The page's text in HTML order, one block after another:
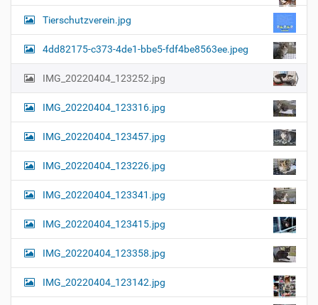
i
l
e
…
i
g
a
t
i
o
n
Tierschutzverein.jpg
4dd82175-c373-4de1-bbe5-fdf4be8563ee.jpeg
IMG_20220404_123252.jpg
IMG_20220404_123316.jpg
IMG_20220404_123457.jpg
IMG_20220404_123226.jpg
IMG_20220404_123341.jpg
IMG_20220404_123415.jpg
IMG_20220404_123358.jpg
IMG_20220404_123142.jpg